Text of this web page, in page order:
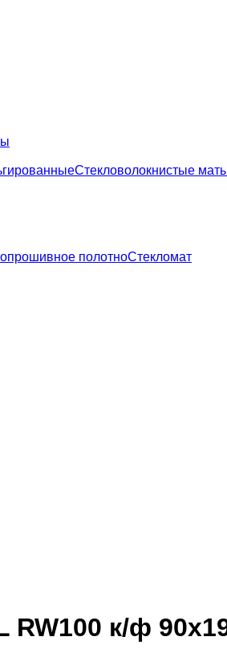
Стекловолокнистые
полотноСтекломат
RW100 к/ф